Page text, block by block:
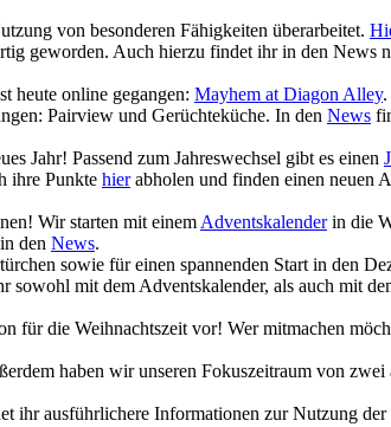
von besonderen Fähigkeiten überarbeitet.
geworden. Auch hierzu findet ihr in den News
heute online gegangen: Mayhem at Diagon Alley.
Pairview und Gerüchteküche. In den News
Jahr! Passend zum Jahreswechsel gibt es einen
ihre Punkte hierabholen und finden einen neuen
Wir starten mit einem Adventskalenderin die
den News.
sowie für einen spannenden Start in den
sowohl mit dem Adventskalender, als auch mit
für die Weihnachtszeit vor! Wer mitmachen
haben wir unseren Fokuszeitraum von
ihr ausführlichere Informationen zur Nutzung der